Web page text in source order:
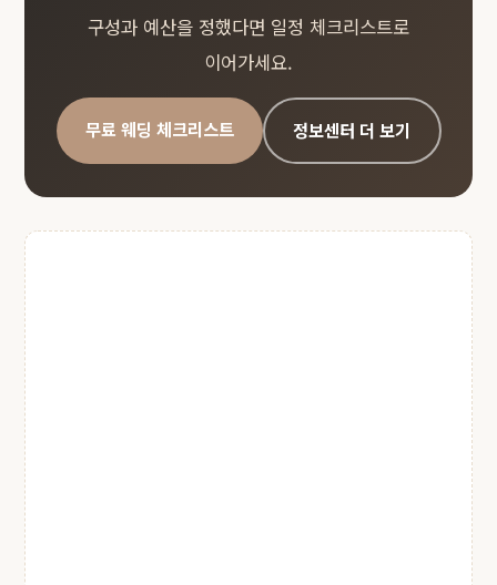
구성과 예산을 정했다면 일정 체크리스트로
이어가세요.
무료 웨딩 체크리스트 정보센터 더 보기